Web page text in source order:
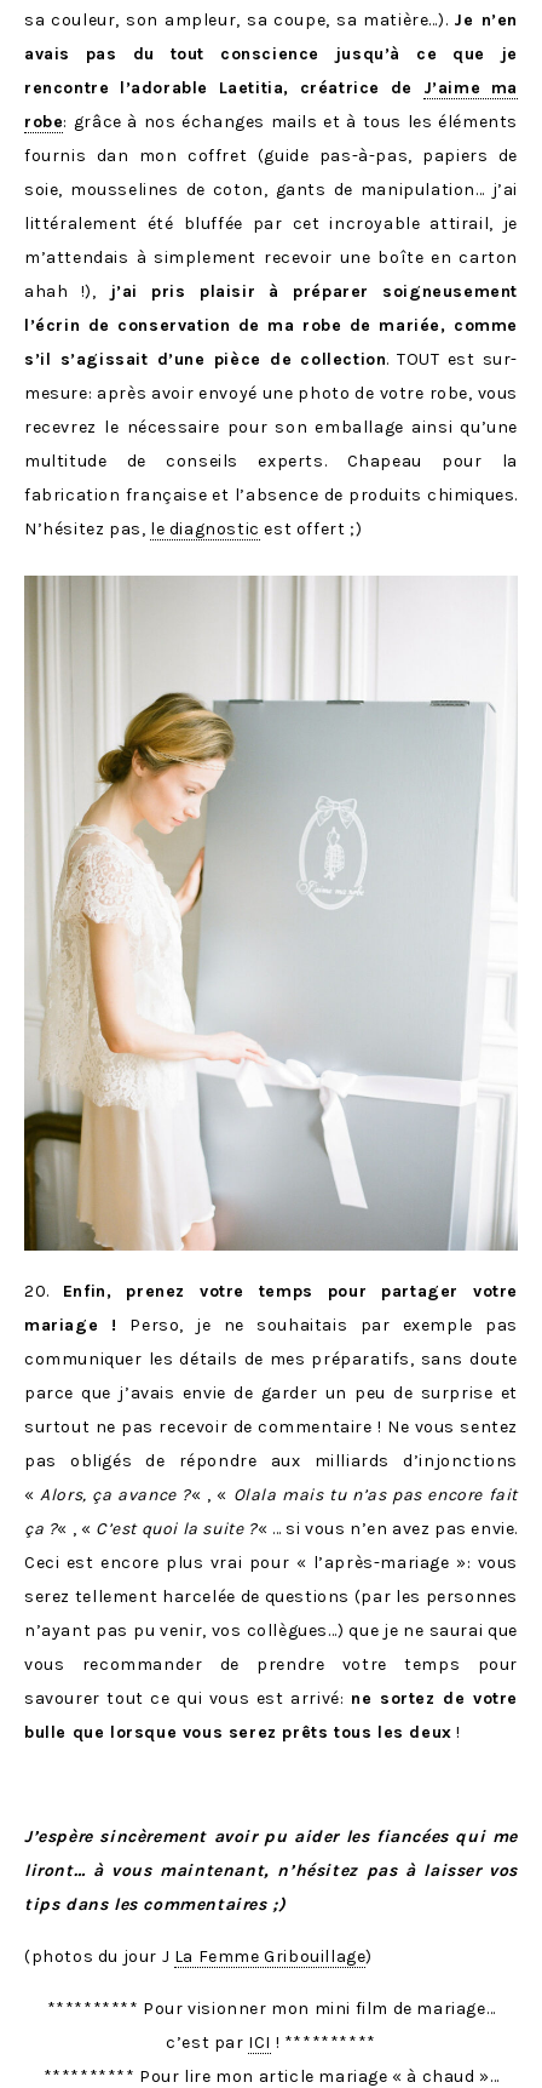
sa couleur, son ampleur, sa coupe, sa matière…). Je n’en
avais pas du tout conscience jusqu’à ce que je
rencontre l’adorable Laetitia, créatrice de J’aime ma
robe: grâce à nos échanges mails et à tous les éléments
fournis dan mon coffret (guide pas-à-pas, papiers de
soie, mousselines de coton, gants de manipulation… j’ai
littéralement été bluffée par cet incroyable attirail, je
m’attendais à simplement recevoir une boîte en carton
ahah !), j’ai pris plaisir à préparer soigneusement
l’écrin de conservation de ma robe de mariée, comme
s’il s’agissait d’une pièce de collection. TOUT est sur-
mesure: après avoir envoyé une photo de votre robe, vous
recevrez le nécessaire pour son emballage ainsi qu’une
multitude de conseils experts. Chapeau pour la
fabrication française et l’absence de produits chimiques.
N’hésitez pas, le diagnostic est offert ;)
20. Enfin, prenez votre temps pour partager votre
mariage !
Perso, je ne souhaitais par exemple pas
communiquer les détails de mes préparatifs, sans doute
parce que j’avais envie de garder un peu de surprise et
surtout ne pas recevoir de commentaire ! Ne vous sentez
pas obligés de répondre aux milliards d’injonctions
«Alors, ça avance ?« , « Olala mais tu n’as pas encore fait
ça ?« , « C’est quoi la suite ?« … si vous n’en avez pas envie.
Ceci est encore plus vrai pour « l’après-mariage »: vous
serez tellement harcelée de questions (par les personnes
n’ayant pas pu venir, vos collègues…) que je ne saurai que
vous recommander de prendre votre temps pour
savourer tout ce qui vous est arrivé: ne sortez de votre
bulle que lorsque vous serez prêts tous les deux !
J’espère sincèrement avoir pu aider les fiancées qui me
liront… à vous maintenant, n’hésitez pas à laisser vos
tips dans les commentaires ;)
(photos du jour J La Femme Gribouillage)
********** Pour visionner mon mini film de mariage…
c’est par ICI ! **********
********** Pour lire mon article mariage « à chaud »…